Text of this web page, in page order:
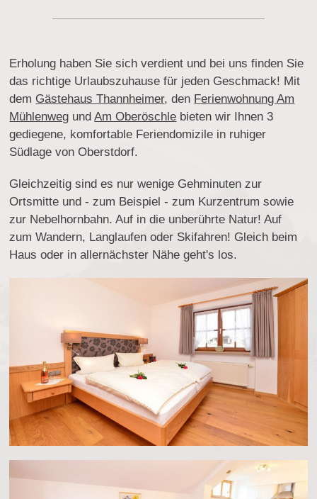
Erholung haben Sie sich verdient und bei uns finden Sie
das richtige Urlaubszuhause für jeden Geschmack! Mit
dem Gästehaus Thannheimer, den Ferienwohnung Am
Mühlenweg undAm Oberöschle bieten wir Ihnen 3
gediegene, komfortable Feriendomizile in ruhiger
Südlage von Oberstdorf.
Gleichzeitig sind es nur wenige Gehminuten zur
Ortsmitte und - zum Beispiel - zum Kurzentrum sowie
zur Nebelhornbahn. Auf in die unberührte Natur! Auf
zum Wandern, Langlaufen oder Skifahren! Gleich beim
Haus oder in allernächster Nähe geht's los.